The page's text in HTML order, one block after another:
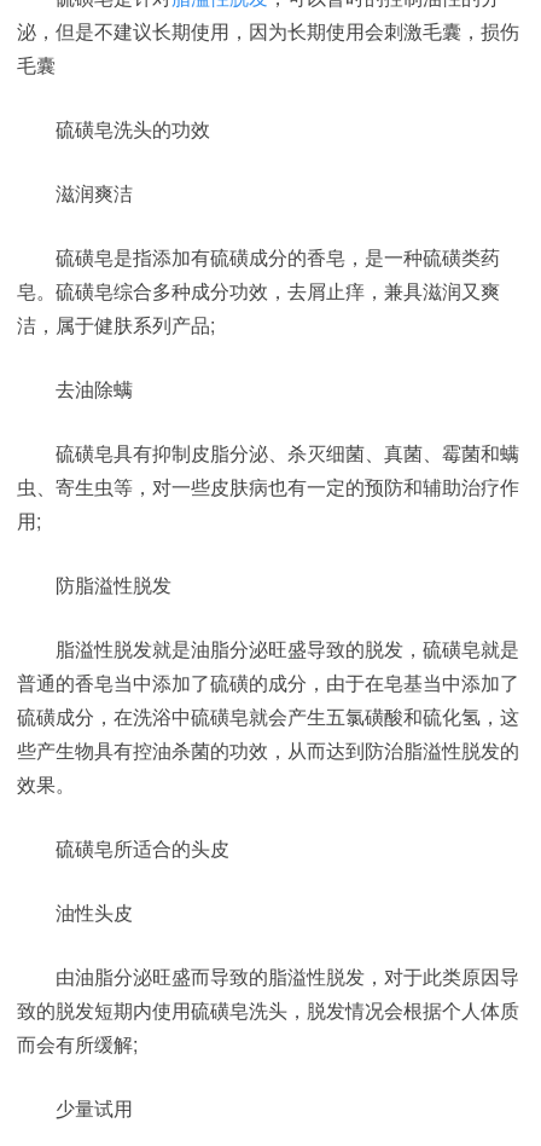
泌，但是不建议长期使用，因为长期使用会刺激毛囊，损伤
毛囊
硫磺皂洗头的功效
滋润爽洁
硫磺皂是指添加有硫磺成分的香皂，是一种硫磺类药
皂。硫磺皂综合多种成分功效，去屑止痒，兼具滋润又爽
洁，属于健肤系列产品;
去油除螨
硫磺皂具有抑制皮脂分泌、杀灭细菌、真菌、霉菌和螨
虫、寄生虫等，对一些皮肤病也有一定的预防和辅助治疗作
用;
防脂溢性脱发
脂溢性脱发就是油脂分泌旺盛导致的脱发，硫磺皂就是
普通的香皂当中添加了硫磺的成分，由于在皂基当中添加了
硫磺成分，在洗浴中硫磺皂就会产生五氯磺酸和硫化氢，这
些产生物具有控油杀菌的功效，从而达到防治脂溢性脱发的
效果。
硫磺皂所适合的头皮
油性头皮
由油脂分泌旺盛而导致的脂溢性脱发，对于此类原因导
致的脱发短期内使用硫磺皂洗头，脱发情况会根据个人体质
而会有所缓解;
少量试用